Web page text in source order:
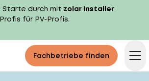
Starte durch mit zolar Installer
für PV-Profis.
Fachbetriebe finden